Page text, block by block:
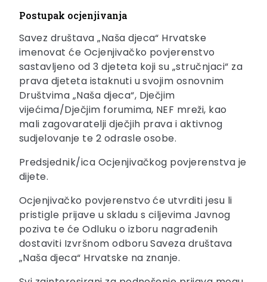
Postupak ocjenjivanja
Savez društava „Naša djeca“ Hrvatske
imenovat će Ocjenjivačko povjerenstvo
sastavljeno od 3 djeteta koji su „stručnjaci“ za
prava djeteta istaknuti u svojim osnovnim
Društvima „Naša djeca“, Dječjim
vijećima/Dječjim forumima, NEF mreži, kao
mali zagovaratelji dječjih prava i aktivnog
sudjelovanje te 2 odrasle osobe.
Predsjednik/ica Ocjenjivačkog povjerenstva je
dijete.
Ocjenjivačko povjerenstvo će utvrditi jesu li
pristigle prijave u skladu s ciljevima Javnog
poziva te će Odluku o izboru nagrađenih
dostaviti Izvršnom odboru Saveza društava
„Naša djeca“ Hrvatske na znanje.